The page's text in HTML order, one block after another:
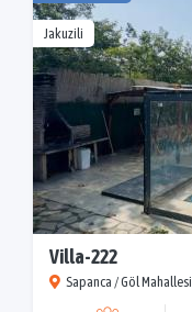
Jakuzili
Villa-222
Sapanca / Göl Mahallesi